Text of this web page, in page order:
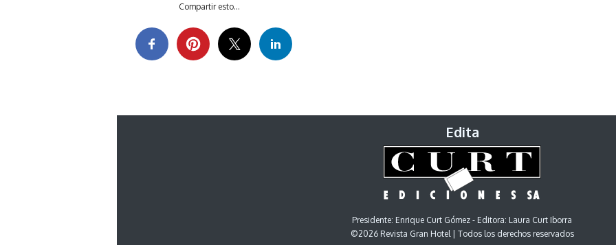
Compartir esto...
Edita
Presidente: Enrique Curt Gómez - Editora: Laura Curt Iborra
©2026 Revista Gran Hotel | Todos los derechos reservados